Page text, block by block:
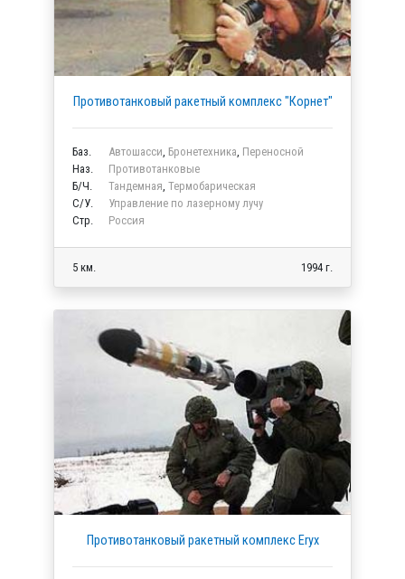
Противотанковый ракетный комплекс "Корнет"
Баз. Автошасси, Бронетехника, Переносной
Наз.
Противотанковые
Б/Ч.
Тандемная, Термобарическая
C/У.
Управление по лазерному лучу
Стр.
Россия
5 км. 1994 г.
Противотанковый ракетный комплекс Eryx